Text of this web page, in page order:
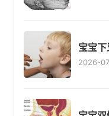
宝宝
2026-